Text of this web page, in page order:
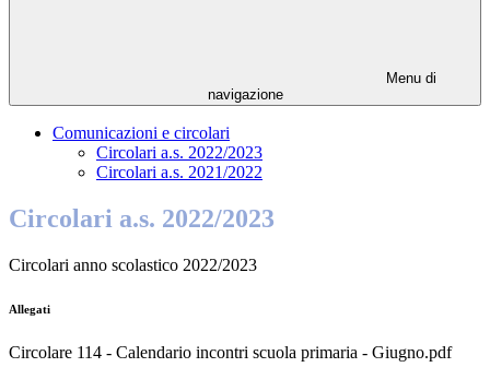
Menu di
navigazione
Comunicazioni e circolari
Circolari a.s. 2022/2023
Circolari a.s. 2021/2022
Circolari a.s. 2022/2023
Circolari anno scolastico 2022/2023
Allegati
Circolare 114 - Calendario incontri scuola primaria - Giugno.pdf